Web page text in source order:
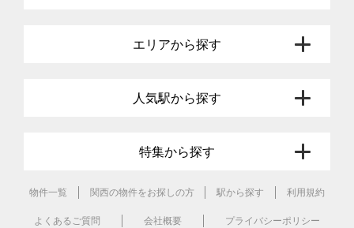
エリアから探す
人気駅から探す
特集から探す
物件一覧 関西の物件をお探しの方 駅から探す 利用規約
よくあるご質問 会社概要 プライバシーポリシー